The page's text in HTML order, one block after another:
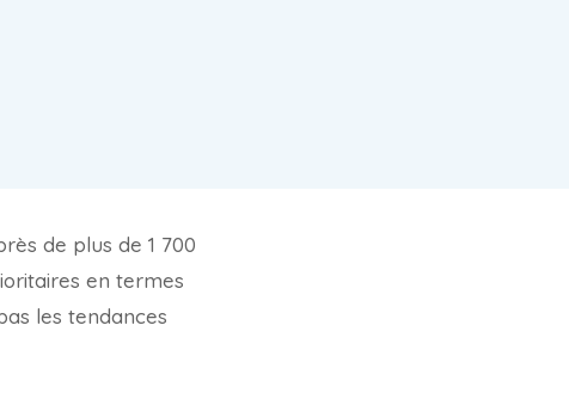
de plus de 1 700
en termes
les tendances